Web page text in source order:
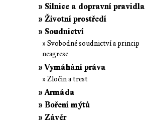
» Silnice a dopravní pravidla
» Životní prostředí
» Soudnictví
» Svobodné soudnictví a princip
neagrese
» Vymáhání práva
» Zločin a trest
» Armáda
» Boření mýtů
» Závěr